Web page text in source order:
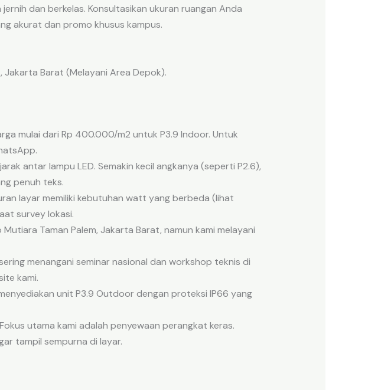
dan berkelas. Konsultasikan ukuran ruangan Anda
akurat dan promo khusus kampus.
Jakarta Barat (Melayani Area Depok).
mulai dari Rp 400.000/m2 untuk P3.9 Indoor. Untuk
antar lampu LED. Semakin kecil angkanya (seperti P2.6),
penuh teks.
layar memiliki kebutuhan watt yang berbeda (lihat
survey lokasi.
Taman Palem, Jakarta Barat, namun kami melayani
menangani seminar nasional dan workshop teknis di
kami.
unit P3.9 Outdoor dengan proteksi IP66 yang
Fokus utama kami adalah penyewaan perangkat keras.
tampil sempurna di layar.